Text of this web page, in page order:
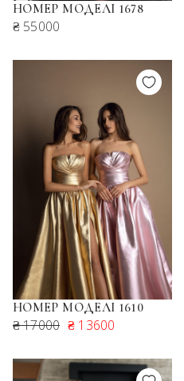
НОМЕР МОДЕЛІ 1678
₴ 55000
НОМЕР МОДЕЛІ 1610
₴ 17000 ₴ 13600